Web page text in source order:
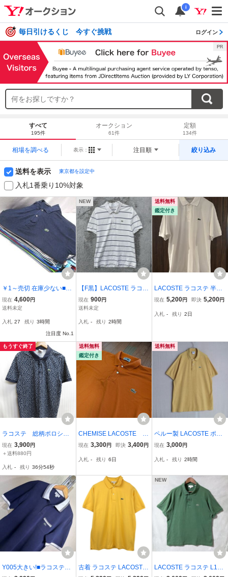
i
毎日引けるくじ 今すぐ挑戦 ログイン
すべて
195件
オークション
61件
定額
134件
相場を調べる 表示： 注目順 絞り込み
送料を表示 東京都を設定中
入札1番乗り10%対象
￥1～売切 在庫少ない■
(まとめ売り)■LACOSTE
ラコステ■ポロシャツ(半
ポイント■ボーダー■GE-1
現在 4,600円
送料未定
入札 27 残り 3時間
注目度 No.1
NEW
【F黒】LACOSTE ラコス
テ 半袖ポロシャツ 鹿の子
サイズ6 ホワイト×ネイビ
メンズ トップス 最落なし
現在 900円
送料未定
入札 - 残り 2時間
送料無料
鑑定付き
LACOSTE ラコステ 半袖
ポロシャツ 鹿の子 白 ホ
現在 5,200円 即決 5,200円
入札 - 残り 2日
もうすぐ終了
ラコステ 総柄ポロシャ
ツ メンズ6 XL LL 紺 ネ
イビー ロゴ付き半袖ポロ
ソー 総柄デザイン 0806
現在 3,900円
＋送料880円
入札 - 残り 36分53秒
送料無料
鑑定付き
CHEMISE LACOSTE ポ
ロシャツ XL オレンジ
現在 3,300円 即決 3,400円
入札 - 残り 6日
送料無料
ペルー製 LACOSTE ポロ
シャツ / 6 コットン イエ
5-0379-0253 sale
現在 3,000円
入札 - 残り 2時間
Y005大きい!■ラコステ★
古着 ラコステ LACOSTE
NEW
LACOSTE ラコステ L121